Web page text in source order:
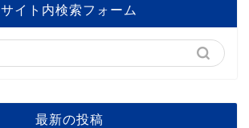
サイト内検索フォーム
最新の投稿